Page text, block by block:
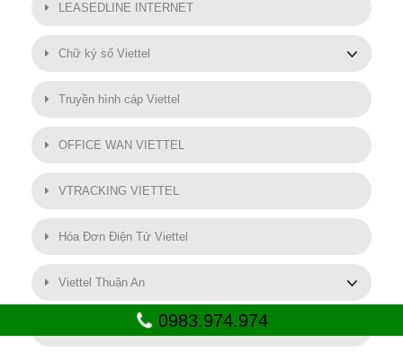
LEASEDLINE INTERNET
Chữ ký số Viettel
Truyền hình cáp Viettel
OFFICE WAN VIETTEL
VTRACKING VIETTEL
Hóa Đơn Điện Tử Viettel
Viettel Thuận An
SMART MOTOR VIETTEL0983.974.974